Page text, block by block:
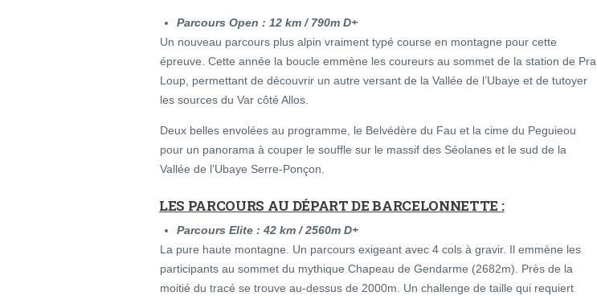
Parcours Open : 12 km / 790m D+
Un nouveau parcours plus alpin vraiment typé course en montagne pour cette
épreuve. Cette année la boucle emmène les coureurs au sommet de la station de Pra
Loup, permettant de découvrir un autre versant de la Vallée de l’Ubaye et de tutoyer
les sources du Var côté Allos.
Deux belles envolées au programme, le Belvédère du Fau et la cime du Peguieou
pour un panorama à couper le souffle sur le massif des Séolanes et le sud de la
Vallée de l’Ubaye Serre-Ponçon.
LES PARCOURS AU DÉPART DE BARCELONNETTE :
Parcours Elite : 42 km / 2560m D+
La pure haute montagne. Un parcours exigeant avec 4 cols à gravir. Il emmène les
participants au sommet du mythique Chapeau de Gendarme (2682m). Près de la
moitié du tracé se trouve au-dessus de 2000m. Un challenge de taille qui requiert